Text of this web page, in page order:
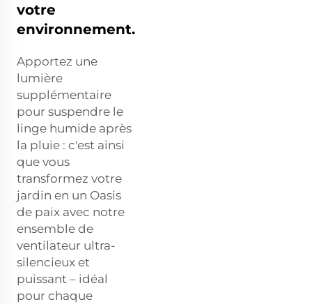
votre
environnement.
Apportez une
lumière
supplémentaire
pour suspendre le
linge humide après
la pluie : c'est ainsi
que vous
transformez votre
jardin en un Oasis
de paix avec notre
ensemble de
ventilateur ultra-
silencieux et
puissant – idéal
pour chaque